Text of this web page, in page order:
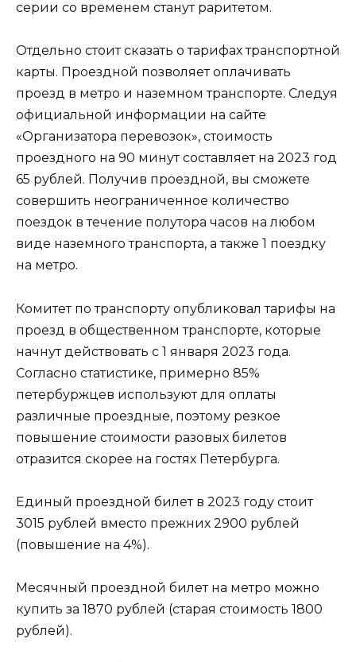
серии со временем станут раритетом.
Отдельно стоит сказать о тарифах транспортной
карты. Проездной позволяет оплачивать
проезд в метро и наземном транспорте. Следуя
официальной информации на сайте
«Организатора перевозок», стоимость
проездного на 90 минут составляет на 2023 год
65 рублей. Получив проездной, вы сможете
совершить неограниченное количество
поездок в течение полутора часов на любом
виде наземного транспорта, а также 1 поездку
на метро.
Комитет по транспорту опубликовал тарифы на
проезд в общественном транспорте, которые
начнут действовать с 1 января 2023 года.
Согласно статистике, примерно 85%
петербуржцев используют для оплаты
различные проездные, поэтому резкое
повышение стоимости разовых билетов
отразится скорее на гостях Петербурга.
Единый проездной билет в 2023 году стоит
3015 рублей вместо прежних 2900 рублей
(повышение на 4%).
Месячный проездной билет на метро можно
купить за 1870 рублей (старая стоимость 1800
рублей).